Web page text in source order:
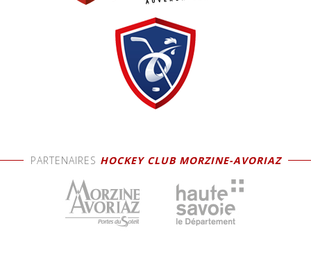
PARTENAIRES HOCKEY CLUB MORZINE-AVORIAZ